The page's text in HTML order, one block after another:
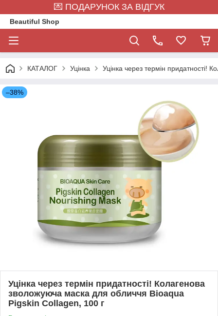
💌 ПОДАРУНОК ЗА ВІДГУК
Beautiful Shop
КАТАЛОГ Уцінка Уцінка через термін придатності!
–38%
Уцінка через термін придатності! Колагенова
зволожуюча маска для обличчя Bioaqua
Pigskin Collagen, 100 г